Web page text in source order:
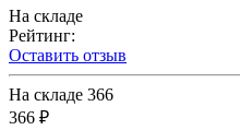
На складе
Рейтинг:
Оставить отзыв
На складе 366
366 ₽